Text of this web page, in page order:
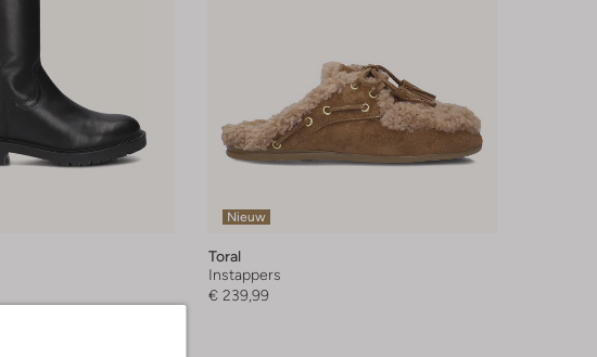
Nieuw
Toral
Instappers
€ 239,99